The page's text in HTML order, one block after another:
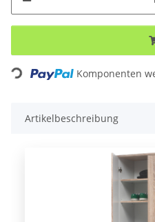
Komponenten
Artikelbeschreibung